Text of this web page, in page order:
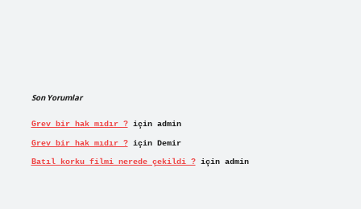
Son Yorumlar
Grev bir hak mıdır ?için admin
Grev bir hak mıdır ?için Demir
Batıl korku filmi nerede çekildi ?için admin